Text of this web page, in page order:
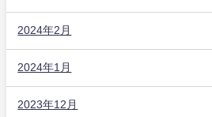
2024年2月
2024年1月
2023年12月